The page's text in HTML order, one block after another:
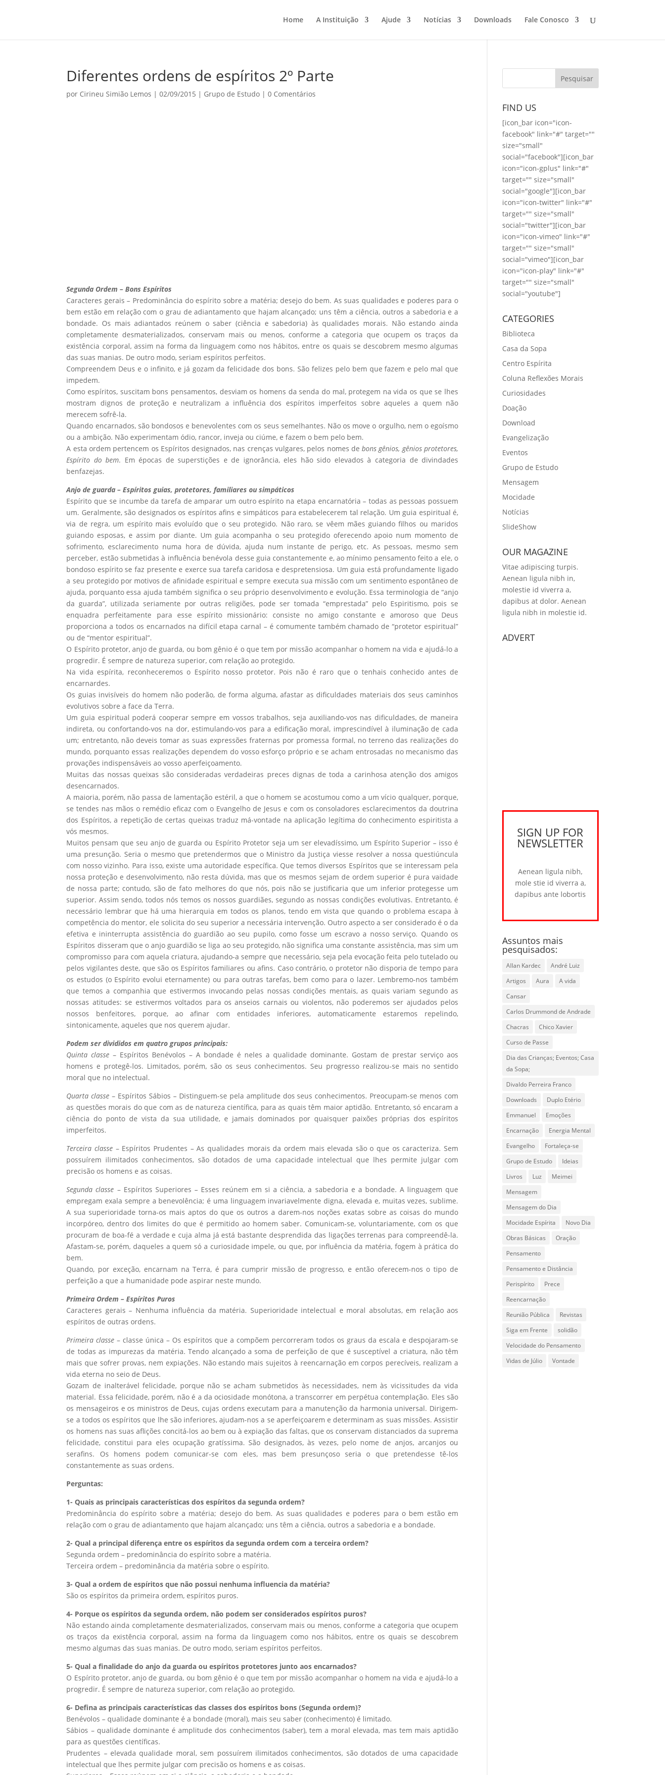
Home A Instituição Ajude Notícias Downloads Fale Conosco
Diferentes ordens de espíritos 2º Parte
por Cirineu Simião Lemos |02/09/2015 | Grupo de Estudo |0 Comentários
Segunda Ordem – Bons Espíritos
Caracteres gerais – Predominância do espírito sobre a matéria; desejo do bem. As suas qualidades e poderes para o
bem estão em relação com o grau de adiantamento que hajam alcançado; uns têm a ciência, outros a sabedoria e a
bondade. Os mais adiantados reúnem o saber (ciência e sabedoria) às qualidades morais. Não estando ainda
completamente desmaterializados, conservam mais ou menos, conforme a categoria que ocupem os traços da
existência corporal, assim na forma da linguagem como nos hábitos, entre os quais se descobrem mesmo algumas
das suas manias. De outro modo, seriam espíritos perfeitos.
Compreendem Deus e o infinito, e já gozam da felicidade dos bons. São felizes pelo bem que fazem e pelo mal que
impedem.
Como espíritos, suscitam bons pensamentos, desviam os homens da senda do mal, protegem na vida os que se lhes
mostram dignos de proteção e neutralizam a influência dos espíritos imperfeitos sobre aqueles a quem não
merecem sofrê-la.
Quando encarnados, são bondosos e benevolentes com os seus semelhantes. Não os move o orgulho, nem o egoísmo
ou a ambição. Não experimentam ódio, rancor, inveja ou ciúme, e fazem o bem pelo bem.
A esta ordem pertencem os Espíritos designados, nas crenças vulgares, pelos nomes debons gênios, gênios protetores,
Espírito do bem. Em épocas de superstições e de ignorância, eles hão sido elevados à categoria de divindades
benfazejas.
Anjo de guarda – Espíritos guias, protetores, familiares ou simpáticos
Espírito que se incumbe da tarefa de amparar um outro espírito na etapa encarnatória – todas as pessoas possuem
um. Geralmente, são designados os espíritos afins e simpáticos para estabelecerem tal relação. Um guia espiritual é,
via de regra, um espírito mais evoluído que o seu protegido. Não raro, se vêem mães guiando filhos ou maridos
guiando esposas, e assim por diante. Um guia acompanha o seu protegido oferecendo apoio num momento de
sofrimento, esclarecimento numa hora de dúvida, ajuda num instante de perigo, etc. As pessoas, mesmo sem
perceber, estão submetidas à influência benévola desse guia constantemente e, ao mínimo pensamento feito a ele, o
bondoso espírito se faz presente e exerce sua tarefa caridosa e despretensiosa. Um guia está profundamente ligado
a seu protegido por motivos de afinidade espiritual e sempre executa sua missão com um sentimento espontâneo de
ajuda, porquanto essa ajuda também significa o seu próprio desenvolvimento e evolução. Essa terminologia de “anjo
da guarda”, utilizada seriamente por outras religiões, pode ser tomada “emprestada” pelo Espiritismo, pois se
enquadra perfeitamente para esse espírito missionário: consiste no amigo constante e amoroso que Deus
proporciona a todos os encarnados na difícil etapa carnal – é comumente também chamado de “protetor espiritual”
ou de “mentor espiritual”.
O Espírito protetor, anjo de guarda, ou bom gênio é o que tem por missão acompanhar o homem na vida e ajudá-lo a
progredir. É sempre de natureza superior, com relação ao protegido.
Na vida espírita, reconheceremos o Espírito nosso protetor. Pois não é raro que o tenhais conhecido antes de
encarnardes.
Os guias invisíveis do homem não poderão, de forma alguma, afastar as dificuldades materiais dos seus caminhos
evolutivos sobre a face da Terra.
Um guia espiritual poderá cooperar sempre em vossos trabalhos, seja auxiliando-vos nas dificuldades, de maneira
indireta, ou confortando-vos na dor, estimulando-vos para a edificação moral, imprescindível à iluminação de cada
um; entretanto, não deveis tomar as suas expressões fraternas por promessa formal, no terreno das realizações do
mundo, porquanto essas realizações dependem do vosso esforço próprio e se acham entrosadas no mecanismo das
provações indispensáveis ao vosso aperfeiçoamento.
Muitas das nossas queixas são consideradas verdadeiras preces dignas de toda a carinhosa atenção dos amigos
desencarnados.
A maioria, porém, não passa de lamentação estéril, a que o homem se acostumou como a um vício qualquer, porque,
se tendes nas mãos o remédio eficaz com o Evangelho de Jesus e com os consoladores esclarecimentos da doutrina
dos Espíritos, a repetição de certas queixas traduz má-vontade na aplicação legítima do conhecimento espiritista a
vós mesmos.
Muitos pensam que seu anjo de guarda ou Espírito Protetor seja um ser elevadíssimo, um Espírito Superior – isso é
uma presunção. Seria o mesmo que pretendermos que o Ministro da Justiça viesse resolver a nossa questiúncula
com nosso vizinho. Para isso, existe uma autoridade específica. Que temos diversos Espíritos que se interessam pela
nossa proteção e desenvolvimento, não resta dúvida, mas que os mesmos sejam de ordem superior é pura vaidade
de nossa parte; contudo, são de fato melhores do que nós, pois não se justificaria que um inferior protegesse um
superior. Assim sendo, todos nós temos os nossos guardiães, segundo as nossas condições evolutivas. Entretanto, é
necessário lembrar que há uma hierarquia em todos os planos, tendo em vista que quando o problema escapa à
competência do mentor, ele solicita do seu superior a necessária intervenção. Outro aspecto a ser considerado é o da
efetiva e ininterrupta assistência do guardião ao seu pupilo, como fosse um escravo a nosso serviço. Quando os
Espíritos disseram que o anjo guardião se liga ao seu protegido, não significa uma constante assistência, mas sim um
compromisso para com aquela criatura, ajudando-a sempre que necessário, seja pela evocação feita pelo tutelado ou
pelos vigilantes deste, que são os Espíritos familiares ou afins. Caso contrário, o protetor não disporia de tempo para
os estudos (o Espírito evolui eternamente) ou para outras tarefas, bem como para o lazer. Lembremo-nos também
que temos a companhia que estivermos invocando pelas nossas condições mentais, as quais variam segundo as
nossas atitudes: se estivermos voltados para os anseios carnais ou violentos, não poderemos ser ajudados pelos
nossos benfeitores, porque, ao afinar com entidades inferiores, automaticamente estaremos repelindo,
sintonicamente, aqueles que nos querem ajudar.
Podem ser divididos em quatro grupos principais:
Quinta classe– Espíritos Benévolos – A bondade é neles a qualidade dominante. Gostam de prestar serviço aos
homens e protegê-los. Limitados, porém, são os seus conhecimentos. Seu progresso realizou-se mais no sentido
moral que no intelectual.
Quarta classe– Espíritos Sábios – Distinguem-se pela amplitude dos seus conhecimentos. Preocupam-se menos com
as questões morais do que com as de natureza científica, para as quais têm maior aptidão. Entretanto, só encaram a
ciência do ponto de vista da sua utilidade, e jamais dominados por quaisquer paixões próprias dos espíritos
imperfeitos.
Terceira classe – Espíritos Prudentes – As qualidades morais da ordem mais elevada são o que os caracteriza. Sem
possuírem ilimitados conhecimentos, são dotados de uma capacidade intelectual que lhes permite julgar com
precisão os homens e as coisas.
Segunda classe – Espíritos Superiores – Esses reúnem em si a ciência, a sabedoria e a bondade. A linguagem que
empregam exala sempre a benevolência; é uma linguagem invariavelmente digna, elevada e, muitas vezes, sublime.
A sua superioridade torna-os mais aptos do que os outros a darem-nos noções exatas sobre as coisas do mundo
incorpóreo, dentro dos limites do que é permitido ao homem saber. Comunicam-se, voluntariamente, com os que
procuram de boa-fé a verdade e cuja alma já está bastante desprendida das ligações terrenas para compreendê-la.
Afastam-se, porém, daqueles a quem só a curiosidade impele, ou que, por influência da matéria, fogem à prática do
bem.
Quando, por exceção, encarnam na Terra, é para cumprir missão de progresso, e então oferecem-nos o tipo de
perfeição a que a humanidade pode aspirar neste mundo.
Primeira Ordem – Espíritos Puros
Caracteres gerais – Nenhuma influência da matéria. Superioridade intelectual e moral absolutas, em relação aos
espíritos de outras ordens.
Primeira classe – classe única – Os espíritos que a compõem percorreram todos os graus da escala e despojaram-se
de todas as impurezas da matéria. Tendo alcançado a soma de perfeição de que é susceptível a criatura, não têm
mais que sofrer provas, nem expiações. Não estando mais sujeitos à reencarnação em corpos perecíveis, realizam a
vida eterna no seio de Deus.
Gozam de inalterável felicidade, porque não se acham submetidos às necessidades, nem às vicissitudes da vida
material. Essa felicidade, porém, não é a da ociosidade monótona, a transcorrer em perpétua contemplação. Eles são
os mensageiros e os ministros de Deus, cujas ordens executam para a manutenção da harmonia universal. Dirigem-
se a todos os espíritos que lhe são inferiores, ajudam-nos a se aperfeiçoarem e determinam as suas missões. Assistir
os homens nas suas aflições concitá-los ao bem ou à expiação das faltas, que os conservam distanciados da suprema
felicidade, constitui para eles ocupação gratíssima. São designados, às vezes, pelo nome de anjos, arcanjos ou
serafins. Os homens podem comunicar-se com eles, mas bem presunçoso seria o que pretendesse tê-los
constantemente as suas ordens.
Perguntas:
1- Quais as principais características dos espíritos da segunda ordem?
Predominância do espírito sobre a matéria; desejo do bem. As suas qualidades e poderes para o bem estão em
relação com o grau de adiantamento que hajam alcançado; uns têm a ciência, outros a sabedoria e a bondade.
2- Qual a principal diferença entre os espíritos da segunda ordem com a terceira ordem?
Segunda ordem – predominância do espírito sobre a matéria.
Terceira ordem – predominância da matéria sobre o espírito.
3- Qual a ordem de espíritos que não possui nenhuma influencia da matéria?
São os espíritos da primeira ordem, espíritos puros.
4- Porque os espíritos da segunda ordem, não podem ser considerados espíritos puros?
Não estando ainda completamente desmaterializados, conservam mais ou menos, conforme a categoria que ocupem
os traços da existência corporal, assim na forma da linguagem como nos hábitos, entre os quais se descobrem
mesmo algumas das suas manias. De outro modo, seriam espíritos perfeitos.
5- Qual a finalidade do anjo da guarda ou espíritos protetores junto aos encarnados?
O Espírito protetor, anjo de guarda, ou bom gênio é o que tem por missão acompanhar o homem na vida e ajudá-lo a
progredir. É sempre de natureza superior, com relação ao protegido.
6- Defina as principais características das classes dos espíritos bons (Segunda ordem)?
Benévolos – qualidade dominante é a bondade (moral), mais seu saber (conhecimento) é limitado.
Sábios – qualidade dominante é amplitude dos conhecimentos (saber), tem a moral elevada, mas tem mais aptidão
para as questões científicas.
Prudentes – elevada qualidade moral, sem possuírem ilimitados conhecimentos, são dotados de uma capacidade
intelectual que lhes permite julgar com precisão os homens e as coisas.
FIND US
[icon_bar icon="icon-
facebook" link="#" target=""
size="small"
social="facebook"][icon_bar
icon="icon-gplus" link="#"
target="" size="small"
social="google"][icon_bar
icon="icon-twitter" link="#"
target="" size="small"
social="twitter"][icon_bar
icon="icon-vimeo" link="#"
target="" size="small"
social="vimeo"][icon_bar
icon="icon-play" link="#"
target="" size="small"
social="youtube"]
CATEGORIES
Biblioteca
Casa da Sopa
Centro Espírita
Coluna Reflexões Morais
Curiosidades
Doação
Download
Evangelização
Eventos
Grupo de Estudo
Mensagem
Mocidade
Notícias
SlideShow
OUR MAGAZINE
Vitae adipiscing turpis.
Aenean ligula nibh in,
molestie id viverra a,
dapibus at dolor. Aenean
ligula nibh in molestie id.
ADVERT
SIGN UP FOR
NEWSLETTER
Aenean ligula nibh,
mole stie id viverra a,
dapibus ante lobortis
Assuntos mais
pesquisados:
Allan Kardec
André Luiz
Artigos
Aura
A vida
Cansar
Carlos Drummond de Andrade
Chacras
Chico Xavier
Curso de Passe
Dia das Crianças; Eventos; Casa
da Sopa;
Divaldo Perreira Franco
Downloads
Duplo Etério
Emmanuel
Emoções
Encarnação
Energia Mental
Evangelho
Fortaleça-se
Grupo de Estudo
Ideias
Livros
Luz
Meimei
Mensagem
Mensagem do Dia
Mocidade Espírita
Novo Dia
Obras Básicas
Oração
Pensamento
Pensamento e Distância
Perispírito
Prece
Reencarnação
Reunião Pública
Revistas
Siga em Frente
solidão
Velocidade do Pensamento
Vidas de Júlio
Vontade